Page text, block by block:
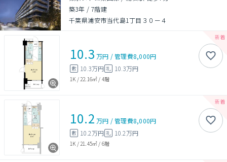
築3年 / 7階建
千葉県浦安市当代島1丁目３０ー４
10.3 万円 /管理費8,000円
敷 10.3万円 礼 10.3万円
1K / 22.16㎡ / 4階
10.2 万円 /管理費8,000円
敷 10.2万円 礼 10.2万円
1K / 21.45㎡ / 6階